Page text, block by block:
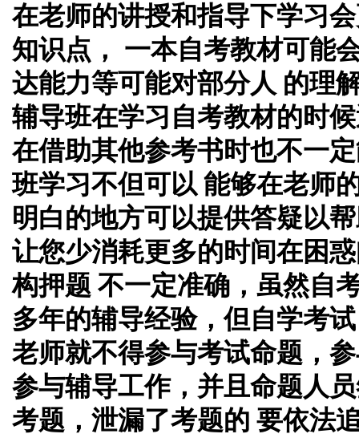
在老师的讲授和指导下学习
知识点， 一本自考教材可能
达能力等可能对部分人 的理
辅导班在学习自考教材的时
在借助其他参考书时也不一
班学习不但可以 能够在老师
明白的地方可以提供答疑以
让您少消耗更多的时间在困
构押题 不一定准确，虽然自
多年的辅导经验，但自学考
老师就不得参与考试命题，
参与辅导工作，并且命题人
考题，泄漏了考题的 要依法